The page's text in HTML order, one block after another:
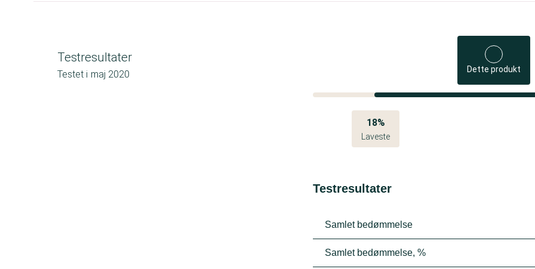
Testresultater
Testet i maj 2020 Dette produkt
18%
Laveste
Testresultater
Samlet bedømmelse
Samlet bedømmelse, %